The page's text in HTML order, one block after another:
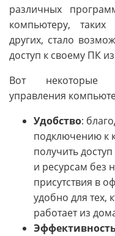
различных
компьютеру,
других, стало
доступ к своему ПК
Вот некоторые
управления
Удобство:
подключению к
получить
и ресурсам без
присутствия в
удобно для тех,
работает из